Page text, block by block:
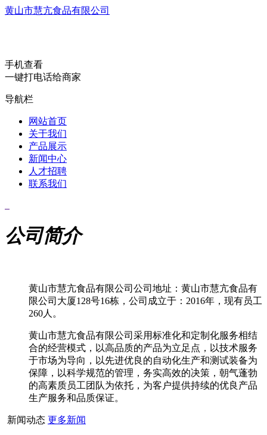
黄山市慧亢食品有限公司
手机查看
一键打电话给商家
导航栏
网站首页
关于我们
产品展示
新闻中心
人才招聘
联系我们
公司简介
黄山市慧亢食品有限公司公司地址：黄山市慧亢食品有
限公司大厦128号16栋，公司成立于：2016年，现有员工
260人。
黄山市慧亢食品有限公司采用标准化和定制化服务相结
合的经营模式，以高品质的产品为立足点，以技术服务
于市场为导向，以先进优良的自动化生产和测试装备为
保障，以科学规范的管理，务实高效的决策，朝气蓬勃
的高素质员工团队为依托，为客户提供持续的优良产品
生产服务和品质保证。
新闻动态 更多新闻